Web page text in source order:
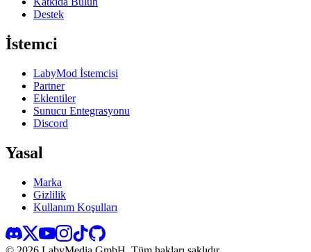
Destek
İstemci
LabyMod İstemcisi
Partner
Eklentiler
Sunucu Entegrasyonu
Discord
Yasal
Marka
Gizlilik
Kullanım Koşulları